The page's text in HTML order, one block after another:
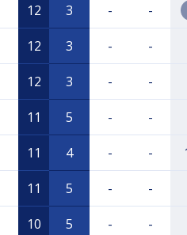
12 3 - -
12 3 - -
12 3 - -
11 5 - -
11 4 - -
11 5 - -
10 5 - -